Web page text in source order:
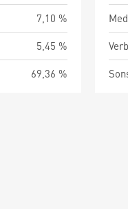
7,10 %
5,45 %
69,36 %